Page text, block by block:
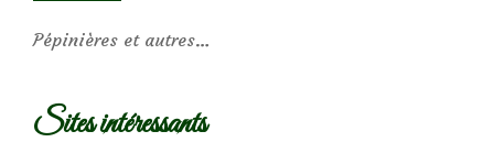
Pépinières et autres…
Sites intéressants